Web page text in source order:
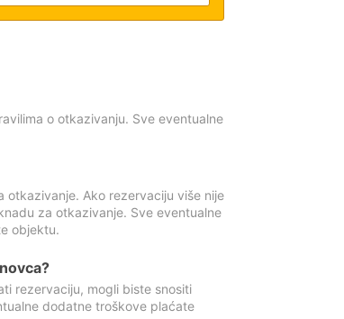
o otkazivanju. Sve eventualne
Ako rezervaciju više nije
za otkazivanje. Sve eventualne
objektu.
rezervaciju, mogli biste snositi
dodatne troškove plaćate